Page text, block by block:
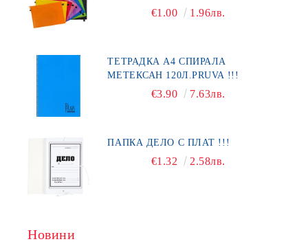
€1.00 1.96лв.
ТЕТРАДКА А4 СПИРАЛА
МЕТЕКСАН 120Л.PRUVA !!!
€3.90 7.63лв.
ПАПКА ДЕЛО С ПЛАТ !!!
€1.32 2.58лв.
Новини